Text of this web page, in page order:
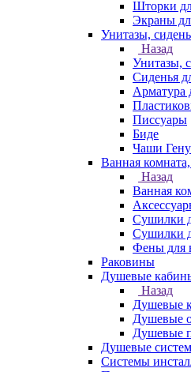
Шторки
Экраны
Унитазы,
Назад
Унитазы,
Сиденья
Арматура
Писсуары
Биде
Чаши
Ванная
Назад
Ванная
Сушилки
Сушилки
Фены для
Раковины
Душевые
Назад
Душевые
Душевые
Душевые
Душевые
Системы